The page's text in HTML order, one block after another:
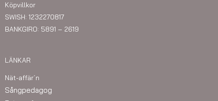
Köpvillkor
SWISH: 1232270817
BANKGIRO: 5891 – 2619
LÄNKAR
Nät-affär´n
Sångpedagog